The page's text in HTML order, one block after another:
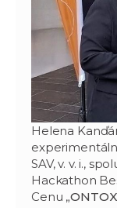
Helena
SAV, v. v. i.,
Hackathon
Cenu „